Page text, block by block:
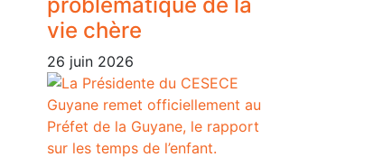
vie chère
26 juin 2026